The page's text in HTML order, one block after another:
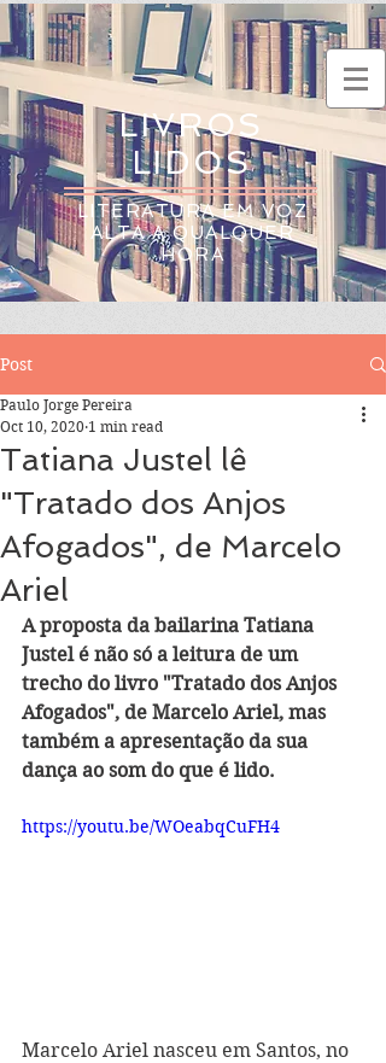
LIVROS
LIDOS
LITERATURA EM VOZ
ALTA A QUALQUER
HORA
Post
Tatiana Justel lê
"Tratado dos Anjos
Afogados", de Marcelo
Ariel
Paulo Jorge Pereira
Oct 10, 2020 1 min read
A proposta da bailarina Tatiana
Justel é não só a leitura de um
trecho do livro "Tratado dos Anjos
Afogados", de Marcelo Ariel, mas
também a apresentação da sua
dança ao som do que é lido.
https://youtu.be/WOeabqCuFH4
Marcelo Ariel nasceu em Santos, no